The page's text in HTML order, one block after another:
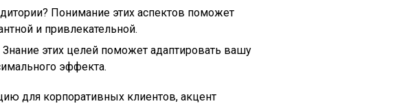
Понимание этих аспектов поможет
и привлекательной.
этих целей поможет адаптировать вашу
эффекта.
для корпоративных клиентов, акцент